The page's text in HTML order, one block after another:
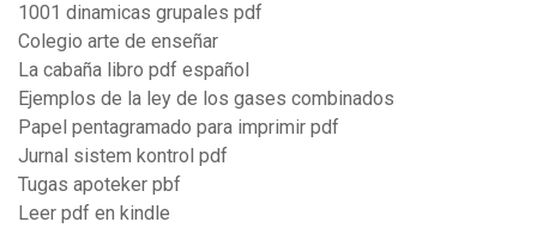
1001 dinamicas grupales pdf
Colegio arte de enseñar
La cabaña libro pdf español
Ejemplos de la ley de los gases combinados
Papel pentagramado para imprimir pdf
Jurnal sistem kontrol pdf
Tugas apoteker pbf
Leer pdf en kindle